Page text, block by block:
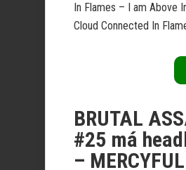
In Flames – I am Above
Cloud Connected In
BRUTAL
#25 má
–